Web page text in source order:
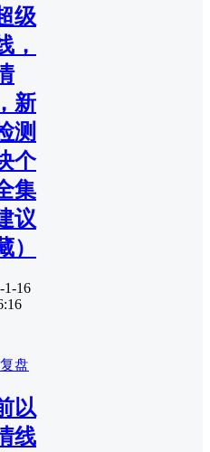
级
，
新
测
个
集
议
）
1-16
盘
以
线